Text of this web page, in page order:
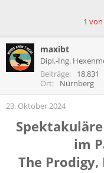
l
l
e
l
a
m
1
maxibt
Dipl.-Ing.
Beiträge 18.831
Ort
Nürnberg
23. Oktober 2024
im
The Prodigy,